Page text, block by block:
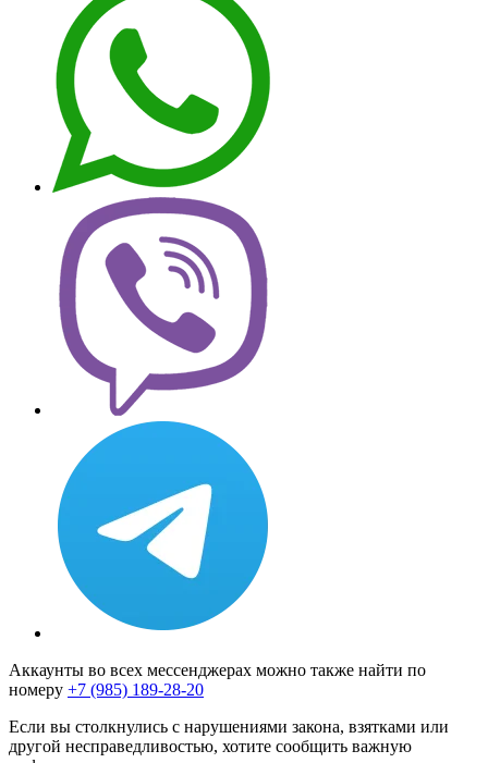
Аккаунты во всех мессенджерах можно также найти по
номеру +7 (985) 189-28-20
Если вы столкнулись с нарушениями закона, взятками или
другой несправедливостью, хотите сообщить важную